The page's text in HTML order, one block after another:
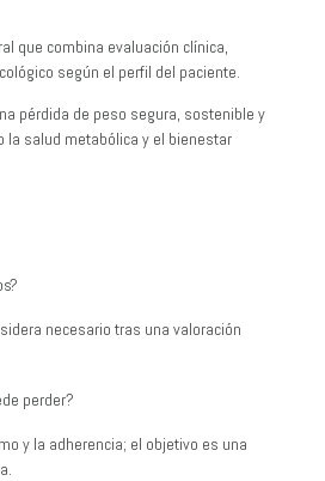
que combina evaluación clínica,
según el perfil del paciente.
pérdida de peso segura, sostenible y
la salud metabólica y el bienestar
necesario tras una valoración
perder?
y la adherencia; el objetivo es una